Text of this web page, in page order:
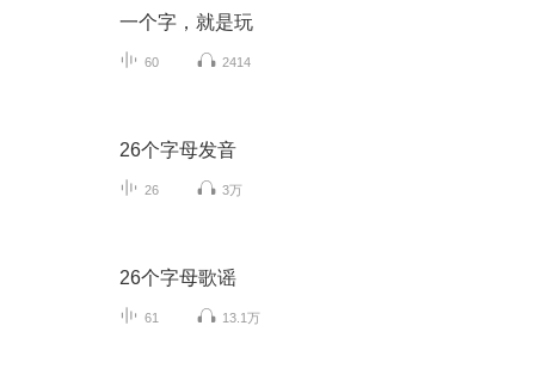
一个字，就是玩
60 2414
26个字母发音
26 3万
26个字母歌谣
61 13.1万